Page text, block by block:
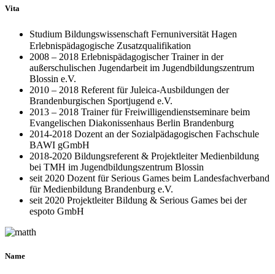
Vita
Studium Bildungswissenschaft Fernuniversität Hagen
Erlebnispädagogische Zusatzqualifikation
2008 – 2018 Erlebnispädagogischer Trainer in der
außerschulischen Jugendarbeit im Jugendbildungszentrum
Blossin e.V.
2010 – 2018 Referent für Juleica-Ausbildungen der
Brandenburgischen Sportjugend e.V.
2013 – 2018 Trainer für Freiwilligendienstseminare beim
Evangelischen Diakonissenhaus Berlin Brandenburg
2014-2018 Dozent an der Sozialpädagogischen Fachschule
BAWI gGmbH
2018-2020 Bildungsreferent & Projektleiter Medienbildung
bei TMH im Jugendbildungszentrum Blossin
seit 2020 Dozent für Serious Games beim Landesfachverband
für Medienbildung Brandenburg e.V.
seit 2020 Projektleiter Bildung & Serious Games bei der
espoto GmbH
Name